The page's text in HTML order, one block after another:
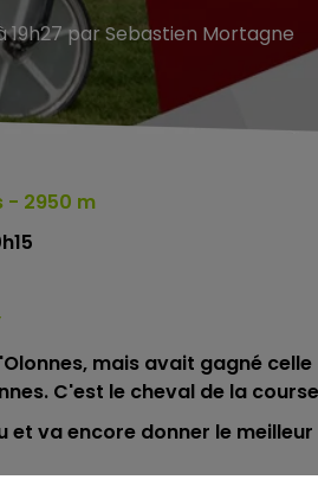
19h27 par Sebastien Mortagne
- 2950 m
mais avait gagné celle
C'est le cheval de la
et va encore donner le meilleur